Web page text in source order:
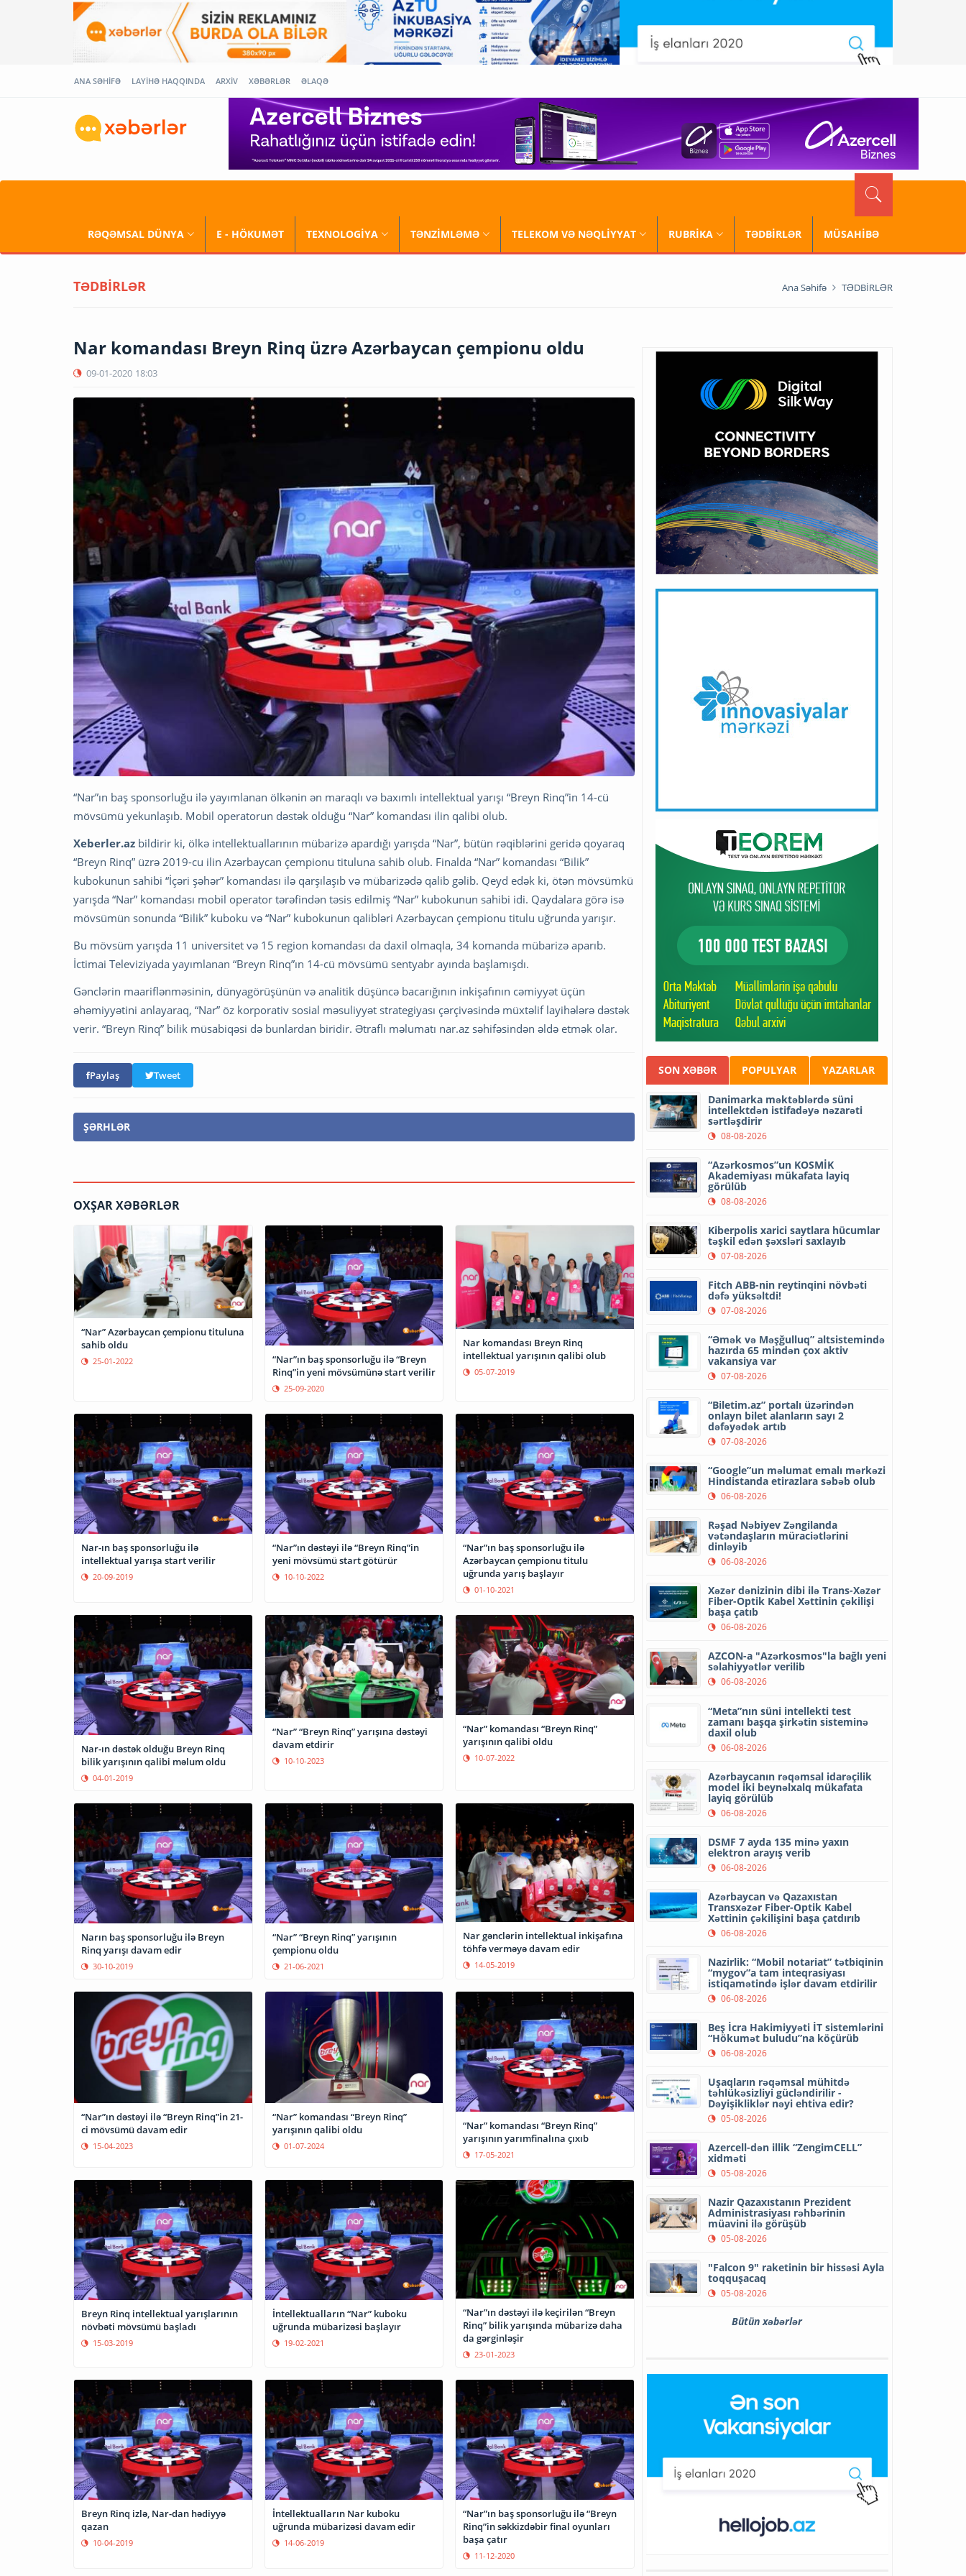
ANA SƏHİFƏ LAYİHƏ HAQQINDA ARXİV XƏBƏRLƏR ƏLAQƏ
RƏQƏMSAL DÜNYA E - HÖKUMƏT TEXNOLOGİYA TƏNZİMLƏMƏ TELEKOM VƏ NƏQLİYYAT RUBRİKA TƏDBİRLƏR MÜSAHİBƏ
TƏDBİRLƏR Ana Səhifə TƏDBİRLƏR
Nar komandası Breyn Rinq üzrə Azərbaycan çempionu oldu
09-01-2020 18:03
“Nar”ın baş sponsorluğu ilə yayımlanan ölkənin ən maraqlı və baxımlı intellektual yarışı “Breyn Rinq”in 14-cü
mövsümü yekunlaşıb. Mobil operatorun dəstək olduğu “Nar” komandası ilin qalibi olub.
Xeberler.az bildirir ki, ölkə intellektuallarının mübarizə apardığı yarışda “Nar”, bütün rəqiblərini geridə qoyaraq
“Breyn Rinq” üzrə 2019-cu ilin Azərbaycan çempionu tituluna sahib olub. Finalda “Nar” komandası “Bilik”
kubokunun sahibi “İçəri şəhər” komandası ilə qarşılaşıb və mübarizədə qalib gəlib. Qeyd edək ki, ötən mövsümkü
yarışda “Nar” komandası mobil operator tərəfindən təsis edilmiş “Nar” kubokunun sahibi idi. Qaydalara görə isə
mövsümün sonunda “Bilik” kuboku və “Nar” kubokunun qalibləri Azərbaycan çempionu titulu uğrunda yarışır.
Bu mövsüm yarışda 11 universitet və 15 region komandası da daxil olmaqla, 34 komanda mübarizə aparıb.
İctimai Televiziyada yayımlanan “Breyn Rinq”ın 14-cü mövsümü sentyabr ayında başlamışdı.
Gənclərin maariflənməsinin, dünyagörüşünün və analitik düşüncə bacarığının inkişafının cəmiyyət üçün
əhəmiyyətini anlayaraq, “Nar” öz korporativ sosial məsuliyyət strategiyası çərçivəsində müxtəlif layihələrə dəstək
verir. “Breyn Rinq” bilik müsabiqəsi də bunlardan biridir. Ətraflı məlumatı nar.az səhifəsindən əldə etmək olar.
Paylaş Tweet
ŞƏRHLƏR
OXŞAR XƏBƏRLƏR
“Nar” Azərbaycan çempionu tituluna
sahib oldu
25-01-2022
“Nar”ın baş sponsorluğu ilə “Breyn
Rinq”in yeni mövsümünə start verilir
25-09-2020
Nar komandası Breyn Rinq
intellektual yarışının qalibi olub
05-07-2019
Nar-ın baş sponsorluğu ilə
intellektual yarışa start verilir
20-09-2019
“Nar”ın dəstəyi ilə “Breyn Rinq”in
10-10-2022
“Nar”ın baş sponsorluğu ilə
Azərbaycan çempionu titulu
uğrunda yarış başlayır
01-10-2021
Nar-ın dəstək olduğu Breyn Rinq
bilik yarışının qalibi məlum oldu
04-01-2019
“Nar” “Breyn Rinq” yarışına dəstəyi
davam etdirir
10-10-2023
“Nar” komandası “Breyn Rinq”
yarışının qalibi oldu
10-07-2022
Narın baş sponsorluğu ilə Breyn
Rinq yarışı davam edir
30-10-2019
“Nar” “Breyn Rinq” yarışının
çempionu oldu
21-06-2021
Nar gənclərin intellektual inkişafına
töhfə verməyə davam edir
14-05-2019
“Nar”ın dəstəyi ilə “Breyn Rinq”in 21-
ci mövsümü davam edir
15-04-2023
“Nar” komandası “Breyn Rinq”
yarışının qalibi oldu
01-07-2024
“Nar” komandası “Breyn Rinq”
yarışının yarımfinalına çıxıb
17-05-2021
Breyn Rinq intellektual yarışlarının
növbəti mövsümü başladı
15-03-2019
İntellektualların “Nar” kuboku
uğrunda mübarizəsi başlayır
19-02-2021
“Nar”ın dəstəyi ilə keçirilən “Breyn
Rinq” bilik yarışında mübarizə daha
da gərginləşir
23-01-2023
Breyn Rinq izlə, Nar-dan hədiyyə
qazan
10-04-2019
İntellektualların Nar kuboku
uğrunda mübarizəsi davam edir
14-06-2019
“Nar”ın baş sponsorluğu ilə “Breyn
Rinq”in səkkizdəbir final oyunları
başa çatır
11-12-2020
SON XƏBƏR POPULYAR YAZARLAR
Danimarka məktəblərdə süni
intellektdən istifadəyə nəzarəti
sərtləşdirir
08-08-2026
“Azərkosmos”un KOSMİK
Akademiyası mükafata layiq
görülüb
08-08-2026
Kiberpolis xarici saytlara hücumlar
təşkil edən şəxsləri saxlayıb
07-08-2026
Fitch ABB-nin reytinqini növbəti
dəfə yüksəltdi!
07-08-2026
“Əmək və Məşğulluq” altsistemində
hazırda 65 mindən çox aktiv
vakansiya var
07-08-2026
“Biletim.az” portalı üzərindən
onlayn bilet alanların sayı 2
dəfəyədək artıb
07-08-2026
“Google”un məlumat emalı mərkəzi
Hindistanda etirazlara səbəb olub
06-08-2026
Rəşad Nəbiyev Zəngilanda
vətəndaşların müraciətlərini
dinləyib
06-08-2026
Xəzər dənizinin dibi ilə Trans-Xəzər
Fiber-Optik Kabel Xəttinin çəkilişi
başa çatıb
06-08-2026
AZCON-a "Azərkosmos"la bağlı yeni
səlahiyyətlər verilib
06-08-2026
“Meta”nın süni intellekti test
zamanı başqa şirkətin sisteminə
daxil olub
06-08-2026
Azərbaycanın rəqəmsal idarəçilik
model iki beynəlxalq mükafata
layiq görülüb
06-08-2026
DSMF 7 ayda 135 minə yaxın
elektron arayış verib
06-08-2026
Azərbaycan və Qazaxıstan
Transxəzər Fiber-Optik Kabel
Xəttinin çəkilişini başa çatdırıb
06-08-2026
Nazirlik: “Mobil notariat” tətbiqinin
“mygov”a tam inteqrasiyası
istiqamətində işlər davam etdirilir
06-08-2026
Beş İcra Hakimiyyəti İT sistemlərini
“Hökumət buludu”na köçürüb
06-08-2026
Uşaqların rəqəmsal mühitdə
təhlükəsizliyi gücləndirilir -
Dəyişikliklər nəyi ehtiva edir?
05-08-2026
Azercell-dən illik “ZengimCELL”
xidməti
05-08-2026
Nazir Qazaxıstanın Prezident
Administrasiyası rəhbərinin
müavini ilə görüşüb
05-08-2026
"Falcon 9" raketinin bir hissəsi Ayla
toqquşacaq
05-08-2026
Bütün xəbərlər